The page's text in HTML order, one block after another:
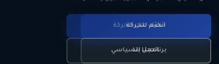
تعرّف على الحركة
برنامجنا السياسي
انضم للحركة
اتصل بنا